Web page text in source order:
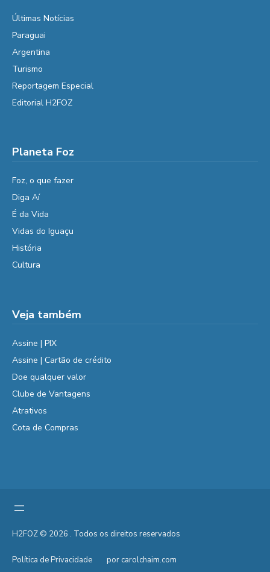
Últimas Notícias
Paraguai
Argentina
Turismo
Reportagem Especial
Editorial H2FOZ
Planeta Foz
Foz, o que fazer
Diga Aí
É da Vida
Vidas do Iguaçu
História
Cultura
Veja também
Assine | PIX
Assine | Cartão de crédito
Doe qualquer valor
Clube de Vantagens
Atrativos
Cota de Compras
H2FOZ © 2026 . Todos os direitos reservados
Política de Privacidade por carolchaim.com